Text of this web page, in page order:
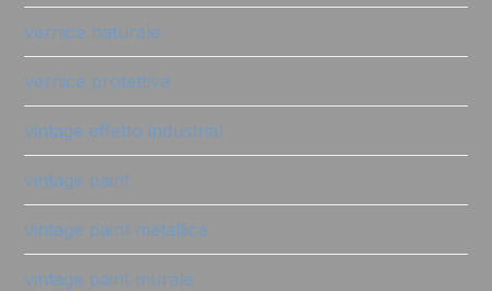
vernice naturale
vernice protettiva
vintage effetto industrial
vintage paint
vintage paint metallica
vintage paint murale